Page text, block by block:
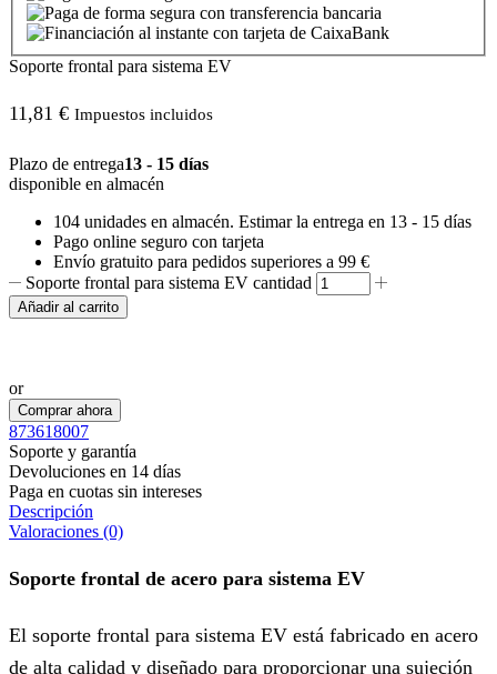
Soporte frontal para sistema EV
11,81 € Impuestos incluidos
Plazo de entrega13 - 15 días
disponible en almacén
104 unidades en almacén. Estimar la entrega en 13 - 15 días
Pago online seguro con tarjeta
Envío gratuito para pedidos superiores a 99 €
Soporte frontal para sistema EV cantidad
Añadir al carrito
or
Comprar ahora
873618007
Soporte y garantía
Devoluciones en 14 días
Paga en cuotas sin intereses
Descripción
Valoraciones (0)
Soporte frontal de acero para sistema EV
El soporte frontal para sistema EV está fabricado en acero
de alta calidad y diseñado para proporcionar una sujeción